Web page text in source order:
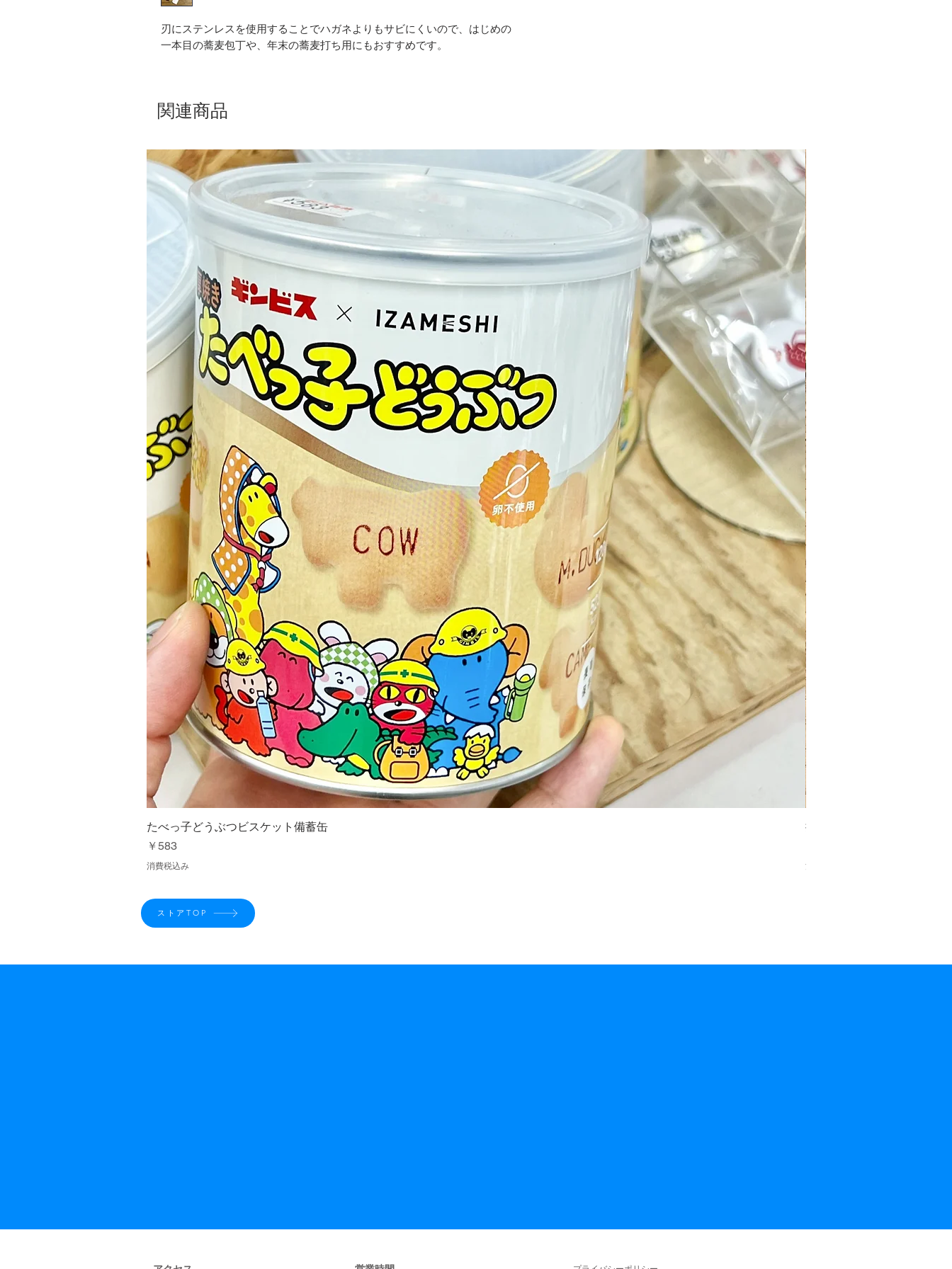
刃にステンレスを使用することでハガネよりもサビにくいので、はじめの
一本目の蕎麦包丁や、年末の蕎麦打ち用にもおすすめです。
関連商品
たべっ子どうぶつビスケット備蓄缶
価格
￥583
消費税込み
抹茶ふるい缶 150g
消費税込み
ストアTOP